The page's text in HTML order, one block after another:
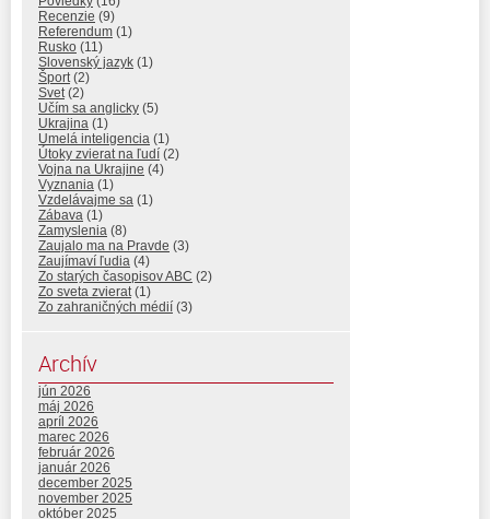
Recenzie (9)
Referendum (1)
Rusko (11)
Slovenský jazyk (1)
Šport(2)
Svet(2)
Učím sa anglicky (5)
Ukrajina (1)
Umelá inteligencia (1)
Útoky zvierat na ľudí (2)
Vojna na Ukrajine (4)
Vyznania (1)
Vzdelávajme sa (1)
Zábava (1)
Zamyslenia (8)
Zaujalo ma na Pravde (3)
Zaujímaví ľudia (4)
Zo starých časopisov ABC (2)
Zo sveta zvierat(1)
Zo zahraničných médií (3)
Archív
jún 2026
máj 2026
apríl 2026
marec 2026
február 2026
január 2026
december 2025
november 2025
október 2025